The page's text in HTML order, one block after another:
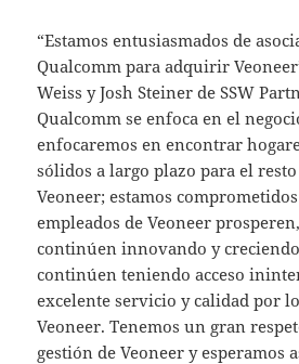
“Estamos entusiasmados de
Qualcomm para adquirir
Weiss y Josh Steiner de SSW
Qualcomm se enfoca en el
enfocaremos en encontrar
sólidos a largo plazo para el
Veoneer; estamos
empleados de Veoneer
continúen innovando y
continúen teniendo acceso
excelente servicio y calidad por
Veoneer. Tenemos un gran
gestión de Veoneer y esperamos